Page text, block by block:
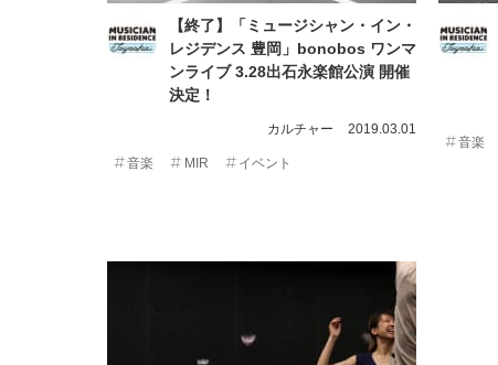
【終了】「ミュージシャン・イン・
レジデンス 豊岡」bonobos ワンマ
ンライブ 3.28出石永楽館公演 開催
決定！
カルチャー 2019.03.01
音楽 MIR イベント
音楽